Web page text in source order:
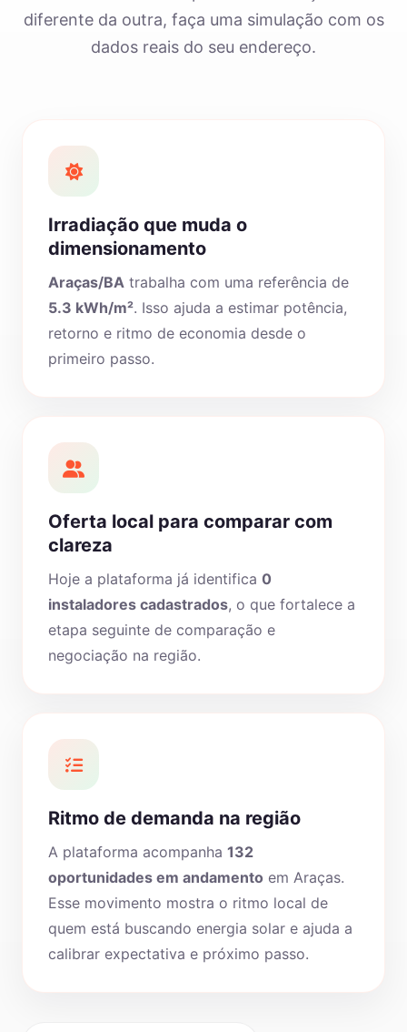
diferente da outra, faça uma simulação com os
dados reais do seu endereço.
Irradiação que muda o
dimensionamento
Araças/BA trabalha com uma referência de
5.3 kWh/m². Isso ajuda a estimar potência,
retorno e ritmo de economia desde o
primeiro passo.
Oferta local para comparar com
clareza
Hoje a plataforma já identifica 0
instaladores cadastrados, o que fortalece a
etapa seguinte de comparação e
negociação na região.
Ritmo de demanda na região
A plataforma acompanha 132
oportunidades em andamento em Araças.
Esse movimento mostra o ritmo local de
quem está buscando energia solar e ajuda a
calibrar expectativa e próximo passo.